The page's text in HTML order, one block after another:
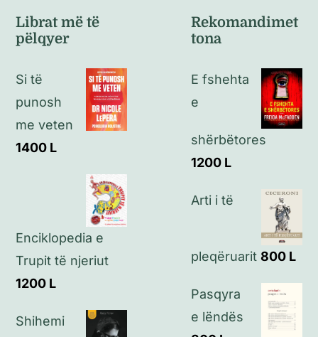
Politikat e kthimeve
Politikat e privatësisë
Kontakt
Librat më të
pëlqyer
Si të
punosh
me veten
1400 L
Enciklopedia e
Trupit të njeriut
1200 L
Shihemi
Rekomandimet
tona
E fshehta
e
shërbëtores
1200 L
Arti i të
pleqëruarit 800 L
Pasqyra
e lëndës